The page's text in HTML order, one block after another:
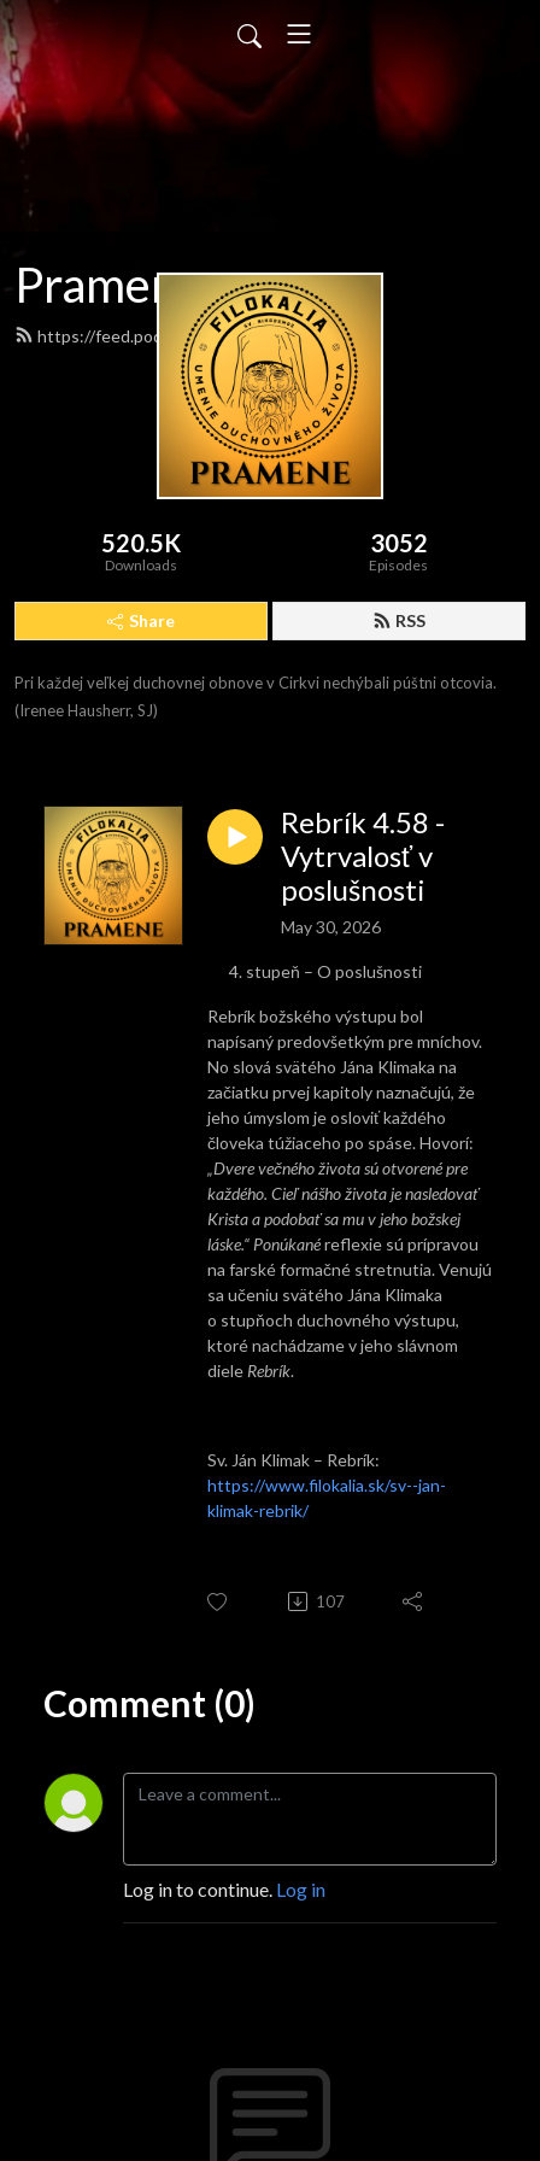
Pramene
https://feed.podbean.com/pramene/feed.xml
520.5K
Downloads
3052
Episodes
Share RSS
Pri každej veľkej duchovnej obnove v Cirkvi nechýbali púštni otcovia.
(Irenee Hausherr, SJ)
Rebrík 4.58 -
Vytrvalosť v
poslušnosti
May 30, 2026
stupeň – O poslušnosti
Rebrík božského výstupu bol
napísaný predovšetkým pre mníchov.
No slová svätého Jána Klimaka na
začiatku prvej kapitoly naznačujú, že
jeho úmyslom je osloviť každého
človeka túžiaceho po spáse. Hovorí:
„Dvere večného života sú otvorené pre
každého. Cieľ nášho života je nasledovať
Krista a podobať sa mu v jeho božskej
láske.“ Ponúkanéreflexie sú prípravou
na farské formačné stretnutia. Venujú
sa učeniu svätého Jána Klimaka
o stupňoch duchovného výstupu,
ktoré nachádzame v jeho slávnom
diele Rebrík.
Sv. Ján Klimak – Rebrík:
https://www.filokalia.sk/sv--jan-
klimak-rebrik/
107
Comment (0)
Log in to continue. Log in